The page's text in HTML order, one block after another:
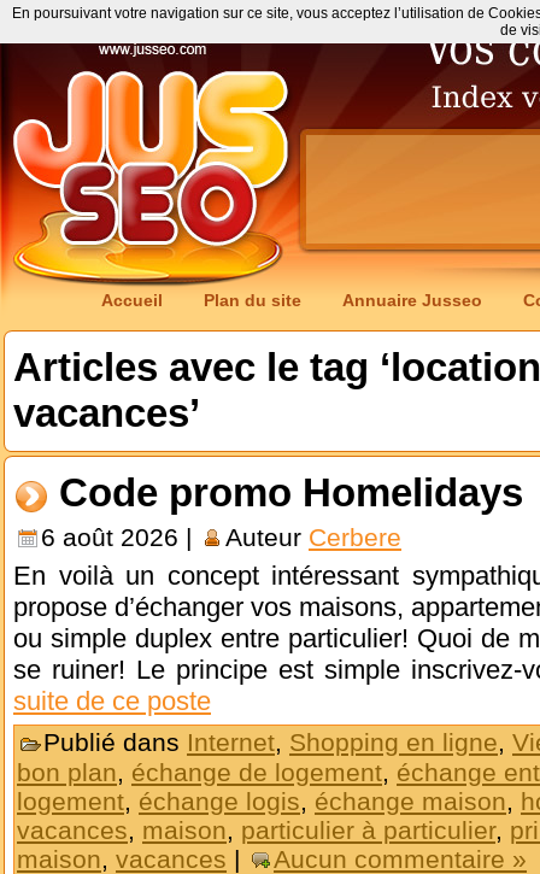
Accueil Plan du site Annuaire Jusseo
Articles avec le tag
vacances’
Code promo Homelidays
6 août 2026 | Auteur Cerbere
En voilà un concept intéressant
propose d’échanger vos maisons,
ou simple duplex entre particulier! Quoi de
se ruiner! Le principe est simple
suite de ce poste
Publié dans Internet, Shopping en ligne,
bon plan, échange de logement, échange
logement, échange logis, échange maison,
vacances, maison, particulier à particulier,
maison, vacances | Aucun commentaire »
En poursuivant votre navigation sur ce site, vous acceptez l’utilisation de
de